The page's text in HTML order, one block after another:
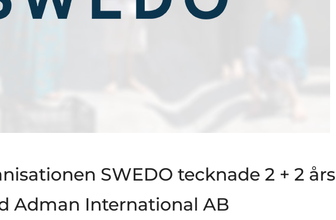
SWEDO tecknade 2 + 2 års
Adman International AB